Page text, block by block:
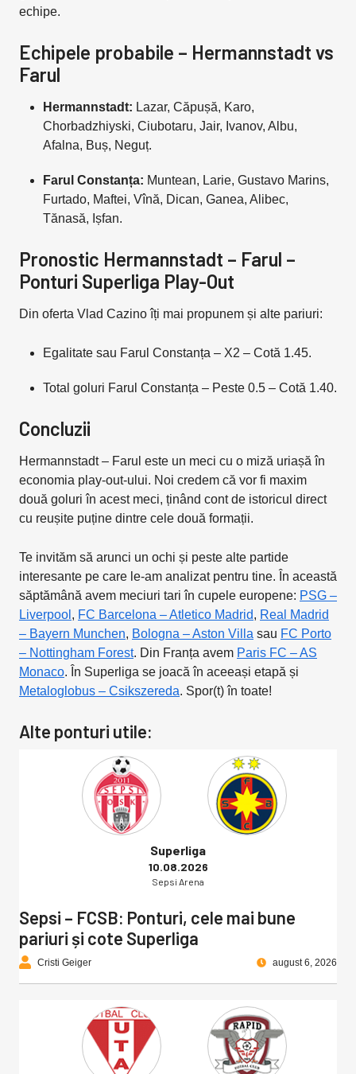
echipe.
Echipele probabile – Hermannstadt vs
Farul
Hermannstadt: Lazar, Căpușă, Karo,
Chorbadzhiyski, Ciubotaru, Jair, Ivanov, Albu,
Afalna, Buș, Neguț.
Farul Constanța: Muntean, Larie, Gustavo Marins,
Furtado, Maftei, Vînă, Dican, Ganea, Alibec,
Tănasă, Ișfan.
Pronostic Hermannstadt – Farul –
Ponturi Superliga Play-Out
Din oferta Vlad Cazino îți mai propunem și alte pariuri:
Egalitate sau Farul Constanța – X2 – Cotă 1.45.
Total goluri Farul Constanța – Peste 0.5 – Cotă 1.40.
Concluzii
Hermannstadt – Farul este un meci cu o miză uriașă în
economia play-out-ului. Noi credem că vor fi maxim
două goluri în acest meci, ținând cont de istoricul direct
cu reușite puține dintre cele două formații.
Te invităm să arunci un ochi și peste alte partide
interesante pe care le-am analizat pentru tine. În această
săptămână avem meciuri tari în cupele europene: PSG –
Liverpool , FC Barcelona – Atletico Madrid, Real Madrid
– Bayern Munchen, Bologna – Aston Villa sau FC Porto
– Nottingham Forest. Din Franța avem Paris FC – AS
Monaco. În Superliga se joacă în aceeași etapă și
Metaloglobus – Csikszereda. Spor(t) în toate!
Alte ponturi utile:
Superliga
10.08.2026
Sepsi Arena
Sepsi – FCSB: Ponturi, cele mai bune
pariuri și cote Superliga
Cristi Geiger august 6, 2026